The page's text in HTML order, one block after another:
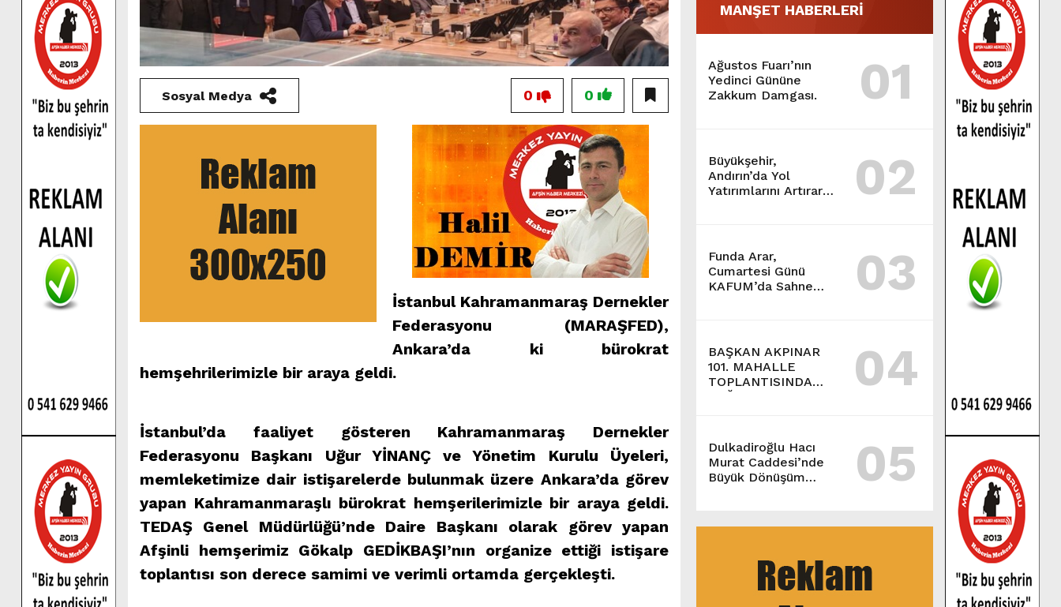
MANŞET HABERLERİ
Ağustos Fuarı’nın
Yedinci Gününe
Zakkum Damgası.
01
Büyükşehir,
Andırın’da Yol
Yatırımlarını Artırarak
02
Funda Arar,
Cumartesi Günü
KAFUM’da Sahne
03
BAŞKAN AKPINAR
101. MAHALLE
TOPLANTISINDA
BAĞLARBAŞI
BULUŞTU.
04
Dulkadiroğlu Hacı
Murat Caddesi’nde
Büyük Dönüşüm
05
Sosyal Medya 0
0
İstanbul Kahramanmaraş Dernekler
Federasyonu (MARAŞFED),
Ankara’da ki bürokrat
hemşehrilerimizle bir araya geldi.
İstanbul’da faaliyet gösteren Kahramanmaraş Dernekler
Federasyonu Başkanı Uğur YİNANÇ ve Yönetim Kurulu Üyeleri,
memleketimize dair istişarelerde bulunmak üzere Ankara’da görev
yapan Kahramanmaraşlı bürokrat hemşerilerimizle bir araya geldi.
TEDAŞ Genel Müdürlüğü’nde Daire Başkanı olarak görev yapan
Afşinli hemşerimiz Gökalp GEDİKBAŞI’nın organize ettiği istişare
toplantısı son derece samimi ve verimli ortamda gerçekleşti.